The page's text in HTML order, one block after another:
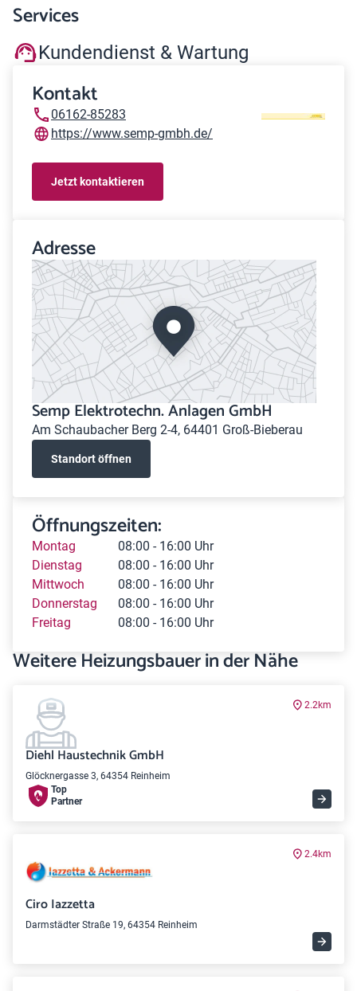
Services
Kundendienst & Wartung
Kontakt
06162-85283
https://www.semp-gmbh.de/
Jetzt kontaktieren
Adresse
Semp Elektrotechn. Anlagen GmbH
Am Schaubacher Berg 2-4, 64401 Groß-Bieberau
Standort öffnen
Öffnungszeiten:
Montag
08:00 - 16:00 Uhr
Dienstag
08:00 - 16:00 Uhr
Mittwoch
08:00 - 16:00 Uhr
Donnerstag
08:00 - 16:00 Uhr
Freitag
08:00 - 16:00 Uhr
Weitere Heizungsbauer in der Nähe
2.2km
Diehl Haustechnik GmbH
Glöcknergasse 3, 64354 Reinheim
Top
Partner
2.4km
Ciro Iazzetta
Darmstädter Straße 19, 64354 Reinheim